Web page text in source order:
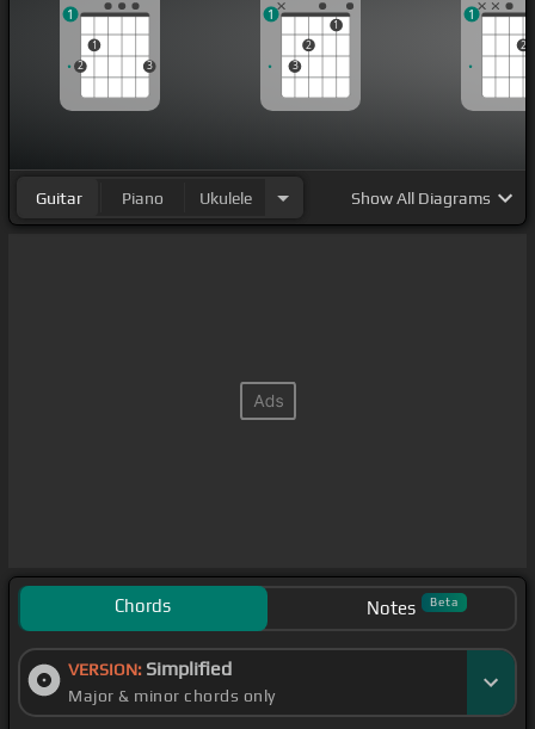
2
1
3
1
3
2
1
1
2
1
Guitar Piano Ukulele ShowAll Diagrams
Chords Notes Beta
VERSION: Simplified
Major & minor chords only